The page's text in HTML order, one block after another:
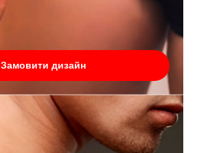
Замовити дизайн